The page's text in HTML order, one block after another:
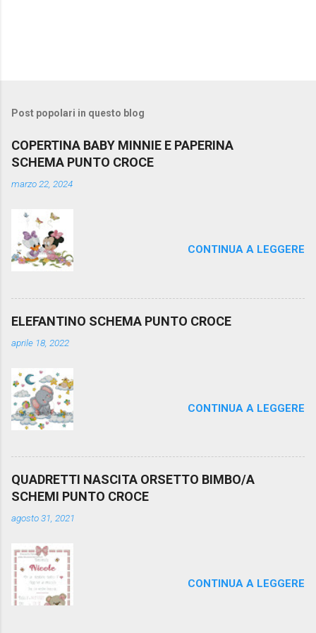
Post popolari in questo blog
COPERTINA BABY MINNIE E PAPERINA
SCHEMA PUNTO CROCE
marzo 22, 2024
CONTINUA A LEGGERE
ELEFANTINO SCHEMA PUNTO CROCE
aprile 18, 2022
CONTINUA A LEGGERE
QUADRETTI NASCITA ORSETTO BIMBO/A
SCHEMI PUNTO CROCE
agosto 31, 2021
CONTINUA A LEGGERE